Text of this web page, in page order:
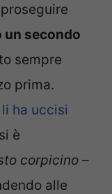
un secondo
sempre
prima.
ha uccisi
è
corpicino –
alle